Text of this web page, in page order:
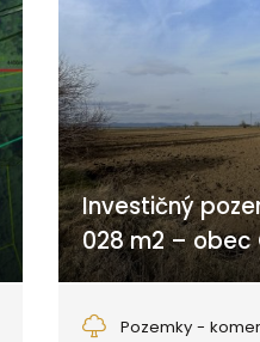
Investičný
028 m2 – obec
Pozemky -